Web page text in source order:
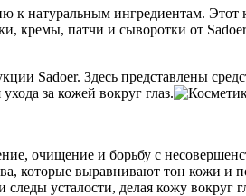
к натуральным ингредиентам. Этот
кремы, патчи и сыворотки от
Sadoer. Здесь представлены
за кожей вокруг глаз.
очищение и борьбу с
которые выравнивают тон кожи и
усталости, делая кожу вокруг